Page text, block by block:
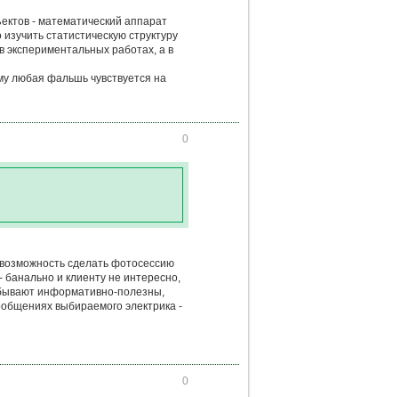
- математический аппарат
статистическую структуру
работах, а в
любая фальшь чувствуется на
0
сделать фотосессию
банально и клиенту не интересно,
информативно-полезны,
выбираемого электрика -
0